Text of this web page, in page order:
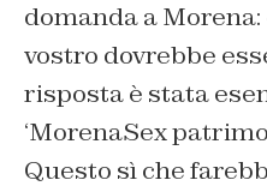
domanda a
vostro dovrebbe
risposta è stata
‘MorenaSex
Questo sì che